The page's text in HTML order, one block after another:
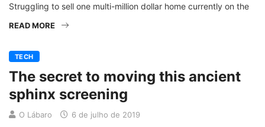
Struggling to sell one multi-million dollar home currently on the
READ MORE
TECH
The secret to moving this ancient
sphinx screening
O Lábaro 6 de julho de 2019